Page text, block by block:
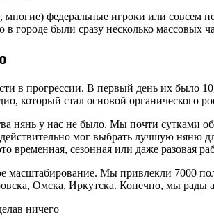
многие) федеральные игроки или
городе были сразу несколько массовых
в прогрессии. В первый день их было
который стал основой органического
нянь у нас не было. Мы почти сутками
мог выбрать лучшую няню
временная, сезонная или даже разовая
Мы привлекли 7000
Омска, Иркутска. Конечно, мы рады